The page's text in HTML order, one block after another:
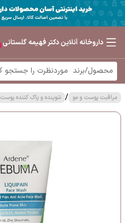
داروخانه آنلاین دکتر فهیمه گلستانی
مراقبت پوست و مو / شوینده و پاک کننده پوست